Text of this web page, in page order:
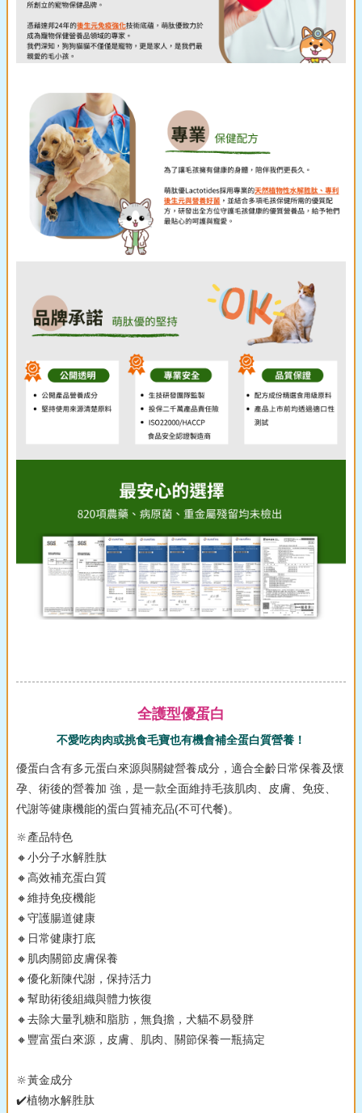
全護型優蛋白
不愛吃肉肉或挑食毛寶也有機會補全蛋白質營養！
優蛋白含有多元蛋白來源與關鍵營養成分，適合全齡日常保養及懷
孕、術後的營養加 強，是一款全面維持毛孩肌肉、皮膚、免疫、
代謝等健康機能的蛋白質補充品(不可代餐)。
🔆產品特色
🔸小分子水解胜肽
🔸高效補充蛋白質
🔸維持免疫機能
🔸守護腸道健康
🔸日常健康打底
🔸肌肉關節皮膚保養
🔸優化新陳代謝，保持活力
🔸幫助術後組織與體力恢復
🔸去除大量乳糖和脂肪，無負擔，犬貓不易發胖
🔸豐富蛋白來源，皮膚、肌肉、關節保養一瓶搞定
🔆黃金成分
✔️植物水解胜肽